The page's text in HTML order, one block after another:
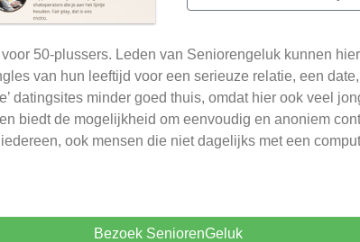
50-plussers. Leden van Seniorengeluk kunnen
van hun leeftijd voor een serieuze relatie, een
datingsites minder goed thuis, omdat hier ook veel
biedt de mogelijkheid om eenvoudig en anoniem
ook mensen die niet dagelijks met een
Bezoek SeniorenGeluk